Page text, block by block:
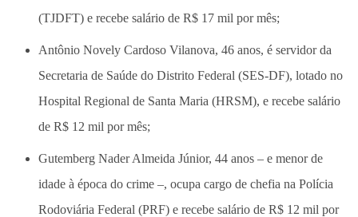
(TJDFT) e recebe salário de R$ 17 mil por mês;
Antônio Novely Cardoso Vilanova, 46 anos, é servidor da
Secretaria de Saúde do Distrito Federal (SES-DF), lotado no
Hospital Regional de Santa Maria (HRSM), e recebe salário
de R$ 12 mil por mês;
Gutemberg Nader Almeida Júnior, 44 anos – e menor de
idade à época do crime –, ocupa cargo de chefia na Polícia
Rodoviária Federal (PRF) e recebe salário de R$ 12 mil por